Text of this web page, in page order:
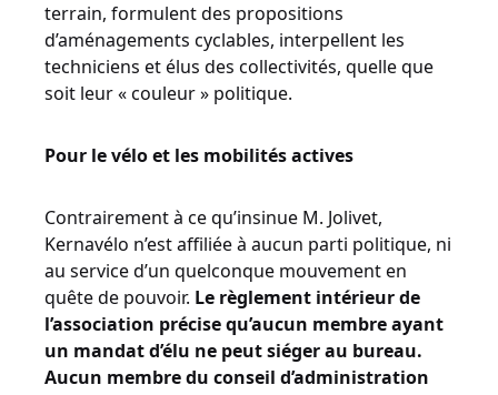
terrain, formulent des propositions
d’aménagements cyclables, interpellent les
techniciens et élus des collectivités, quelle que
soit leur « couleur » politique.
Pour le vélo et les mobilités actives
Contrairement à ce qu’insinue M. Jolivet,
Kernavélo n’est affiliée à aucun parti politique, ni
au service d’un quelconque mouvement en
quête de pouvoir. Le règlement intérieur de
l’association précise qu’aucun membre ayant
un mandat d’élu ne peut siéger au bureau.
Aucun membre du conseil d’administration